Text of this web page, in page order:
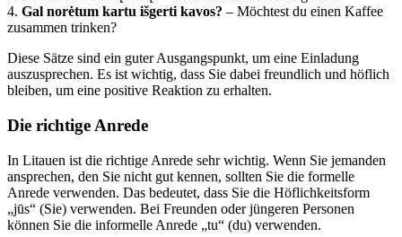
4. Gal norėtum kartu išgerti kavos? – Möchtest du einen Kaffee
zusammen trinken?
Diese Sätze sind ein guter Ausgangspunkt, um eine Einladung
auszusprechen. Es ist wichtig, dass Sie dabei freundlich und höflich
bleiben, um eine positive Reaktion zu erhalten.
Die richtige Anrede
In Litauen ist die richtige Anrede sehr wichtig. Wenn Sie jemanden
ansprechen, den Sie nicht gut kennen, sollten Sie die formelle
Anrede verwenden. Das bedeutet, dass Sie die Höflichkeitsform
„jūs“ (Sie) verwenden. Bei Freunden oder jüngeren Personen
können Sie die informelle Anrede „tu“ (du) verwenden.